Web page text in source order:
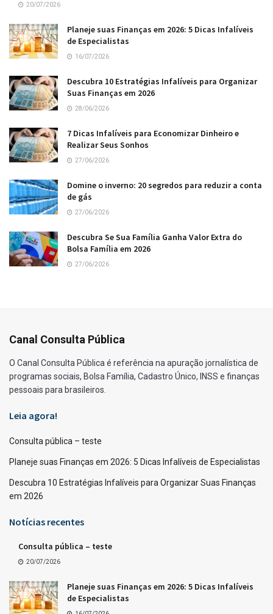
20/07/2026
Planeje suas Finanças em 2026: 5 Dicas Infalíveis
de Especialistas
16/07/2026
Descubra 10 Estratégias Infalíveis para Organizar
Suas Finanças em 2026
28/06/2026
7 Dicas Infalíveis para Economizar Dinheiro e
Realizar Seus Sonhos
27/06/2026
Domine o inverno: 20 segredos para reduzir a conta
de gás
27/06/2026
Descubra Se Sua Família Ganha Valor Extra do
Bolsa Família em 2026
27/06/2026
Canal Consulta Pública
O Canal Consulta Pública é referência na apuração jornalística de
programas sociais, Bolsa Família, Cadastro Único, INSS e finanças
pessoais para brasileiros.
Leia agora!
Consulta pública – teste
Planeje suas Finanças em 2026: 5 Dicas Infalíveis de Especialistas
Descubra 10 Estratégias Infalíveis para Organizar Suas Finanças
em 2026
Notícias recentes
Consulta pública – teste
20/07/2026
Planeje suas Finanças em 2026: 5 Dicas Infalíveis
de Especialistas